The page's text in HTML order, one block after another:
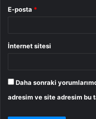
E-posta *
İnternet sitesi
Daha sonraki
adresim ve site adresim bu